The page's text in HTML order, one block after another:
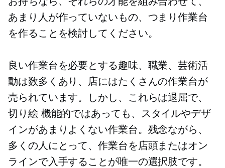
あまり人が作っていないもの、つまり作業台
を作ることを検討してください。
良い作業台を必要とする趣味、職業、芸術活
動は数多くあり、店にはたくさんの作業台が
売られています。しかし、これらは退屈で、
切り絵機能的ではあっても、スタイルやデザ
インがあまりよくない作業台。残念ながら、
多くの人にとって、作業台を店頭またはオン
ラインで入手することが唯一の選択肢です。